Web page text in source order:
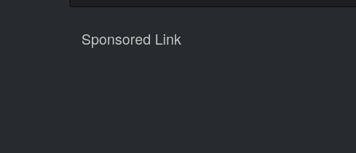
Sponsored Link